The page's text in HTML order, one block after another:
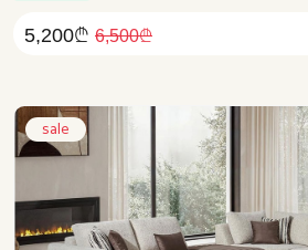
5,200₾ 6,500₾
sale